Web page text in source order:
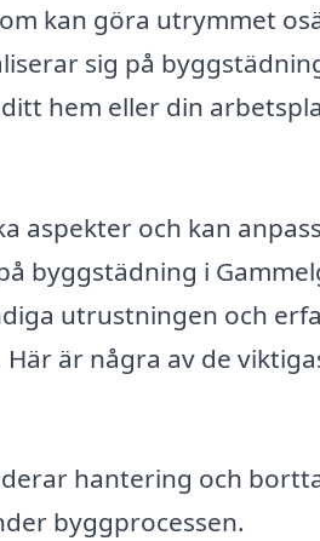
kan göra utrymmet
sig på
hem eller din
aspekter och kan
byggstädning i
utrustningen och
är några av de
hantering och
byggprocessen.